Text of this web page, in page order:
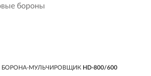
бороны
БОРОНА-МУЛЬЧИРОВЩИК HD-800/600